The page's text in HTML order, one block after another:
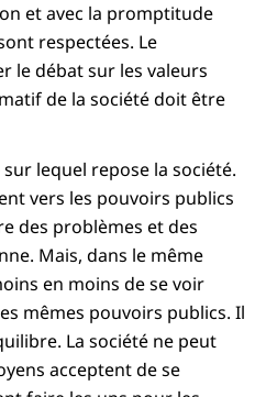
et avec la promptitude
respectées. Le
le débat sur les valeurs
de la société doit être
lequel repose la société.
vers les pouvoirs publics
des problèmes et des
Mais, dans le même
en moins de se voir
mêmes pouvoirs publics. Il
La société ne peut
acceptent de se